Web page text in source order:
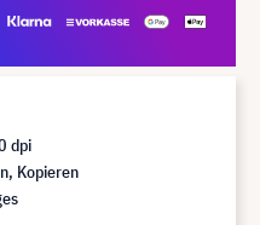
dpi
Kopieren